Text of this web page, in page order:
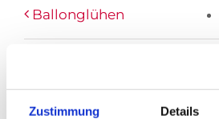
Zustimmung Details
Ballonglühen